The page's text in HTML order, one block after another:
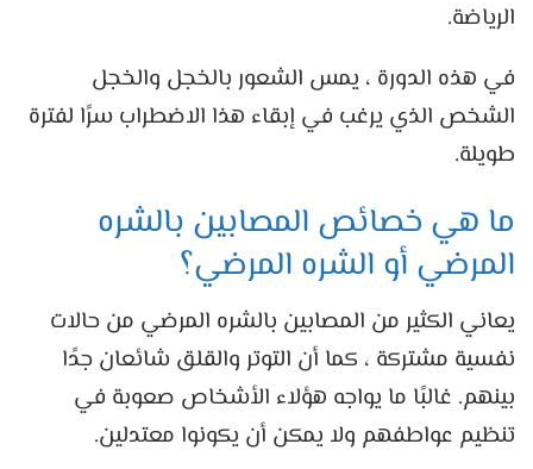
الرياضة.
في هذه الدورة ، يمس الشعور بالخجل والخجل
الشخص الذي يرغب في إبقاء هذا الاضطراب سرًا لفترة
طويلة.
ما هي خصائص المصابين بالشره
المرضي أو الشره المرضي؟
يعاني الكثير من المصابين بالشره المرضي من حالات
نفسية مشتركة ، كما أن التوتر والقلق شائعان جدًا
بينهم. غالبًا ما يواجه هؤلاء الأشخاص صعوبة في
تنظيم عواطفهم ولا يمكن أن يكونوا معتدلين.